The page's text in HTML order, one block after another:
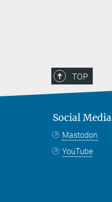
TOP
Social Media
Mastodon
YouTube